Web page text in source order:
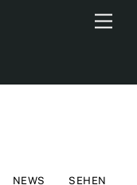
NEWS
SEHEN